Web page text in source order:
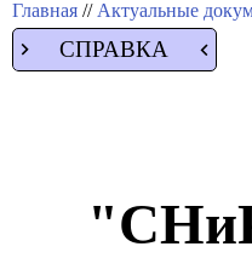
Главная // Актуальные
СПРАВКА